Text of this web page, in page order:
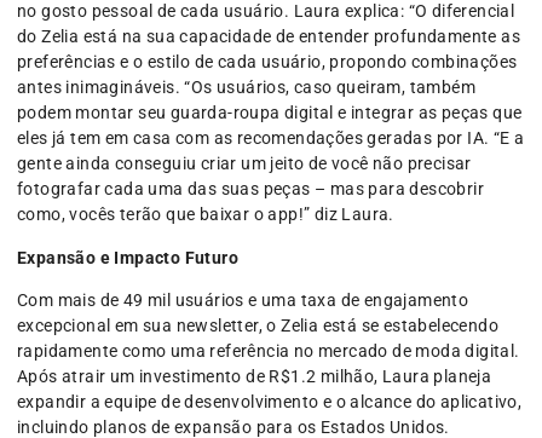
no gosto pessoal de cada usuário. Laura explica: “O diferencial
do Zelia está na sua capacidade de entender profundamente as
preferências e o estilo de cada usuário, propondo combinações
antes inimagináveis. “Os usuários, caso queiram, também
podem montar seu guarda-roupa digital e integrar as peças que
eles já tem em casa com as recomendações geradas por IA. “E a
gente ainda conseguiu criar um jeito de você não precisar
fotografar cada uma das suas peças – mas para descobrir
como, vocês terão que baixar o app!” diz Laura.
Expansão e Impacto Futuro
Com mais de 49 mil usuários e uma taxa de engajamento
excepcional em sua newsletter, o Zelia está se estabelecendo
rapidamente como uma referência no mercado de moda digital.
Após atrair um investimento de R$1.2 milhão, Laura planeja
expandir a equipe de desenvolvimento e o alcance do aplicativo,
incluindo planos de expansão para os Estados Unidos.